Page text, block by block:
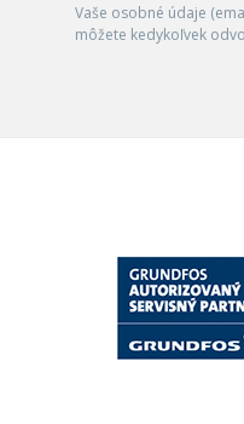
Vaše osobné údaje
môžete kedykoľvek